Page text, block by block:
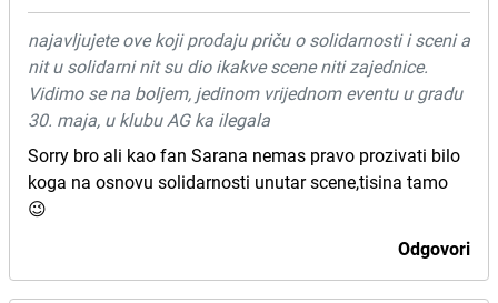
najavljujete ove koji prodaju priču o solidarnosti i sceni a
nit u solidarni nit su dio ikakve scene niti zajednice.
Vidimo se na boljem, jedinom vrijednom eventu u gradu
30. maja, u klubu AG ka ilegala
Sorry bro ali kao fan Sarana nemas pravo prozivati bilo
koga na osnovu solidarnosti unutar scene,tisina tamo
😉
Odgovori